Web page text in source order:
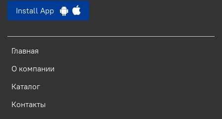
Главная
О компании
Каталог
Контакты
Install App